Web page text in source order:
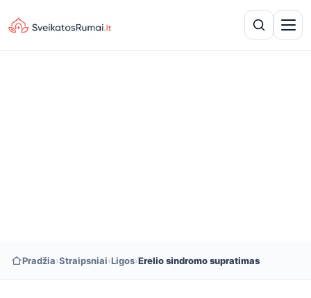
Pradžia›Straipsniai›Ligos›Erelio sindromo supratimas